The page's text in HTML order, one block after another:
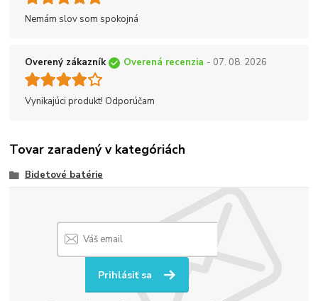
Nemám slov som spokojná
Overený zákazník Overená recenzia - 07. 08. 2026
Vynikajúci produkt! Odporúčam
Tovar zaradený v kategóriách
Bidetové batérie
Prihlásiť sa